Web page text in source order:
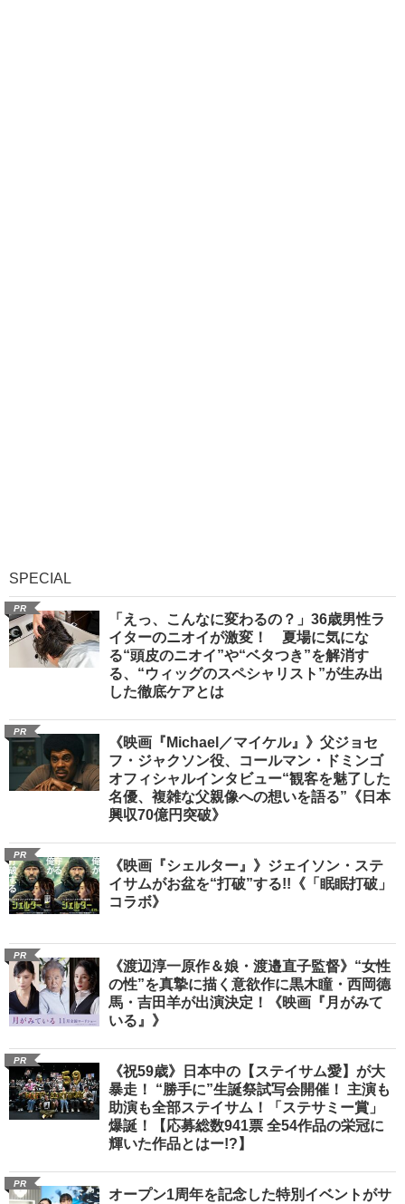
SPECIAL
PR
「えっ、こんなに変わるの？」36歳男性ラ
イターのニオイが激変！ 夏場に気にな
る“頭皮のニオイ”や“ベタつき”を解消す
る、“ウィッグのスペシャリスト”が生み出
した徹底ケアとは
PR
《映画『Michael／マイケル』》父ジョセ
フ・ジャクソン役、コールマン・ドミンゴ
オフィシャルインタビュー“観客を魅了した
名優、複雑な父親像への想いを語る”《日本
興収70億円突破》
PR
《映画『シェルター』》ジェイソン・ステ
イサムがお盆を“打破”する!!《「眠眠打破」
コラボ》
PR
《渡辺淳一原作＆娘・渡邉直子監督》“女性
の性”を真摯に描く意欲作に黒木瞳・西岡德
馬・吉田羊が出演決定！《映画『月がみて
いる』》
PR
《祝59歳》日本中の【ステイサム愛】が大
暴走！ “勝手に”生誕祭試写会開催！ 主演も
助演も全部ステイサム！「ステサミー賞」
爆誕！【応募総数941票 全54作品の栄冠に
輝いた作品とはー!?】
PR
オープン1周年を記念した特別イベントがサ